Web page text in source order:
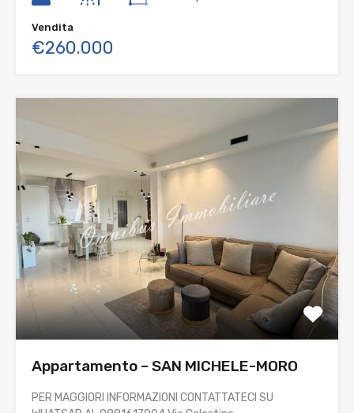
Vendita
€260.000
Appartamento – SAN MICHELE-MORO
PER MAGGIORI INFORMAZIONI CONTATTATECI SU